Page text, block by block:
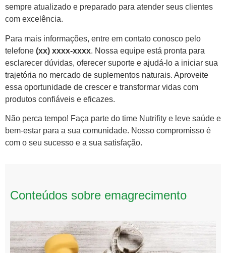
sempre atualizado e preparado para atender seus clientes
com excelência.
Para mais informações, entre em contato conosco pelo
telefone (xx) xxxx-xxxx. Nossa equipe está pronta para
esclarecer dúvidas, oferecer suporte e ajudá-lo a iniciar sua
trajetória no mercado de suplementos naturais. Aproveite
essa oportunidade de crescer e transformar vidas com
produtos confiáveis e eficazes.
Não perca tempo! Faça parte do time Nutrifity e leve saúde e
bem-estar para a sua comunidade. Nosso compromisso é
com o seu sucesso e a sua satisfação.
Conteúdos sobre emagrecimento